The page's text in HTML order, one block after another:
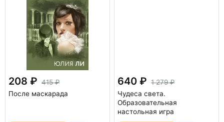
208
415
После маскарада
640
1 279
Чудеса света.
Образовательная
настольная игра